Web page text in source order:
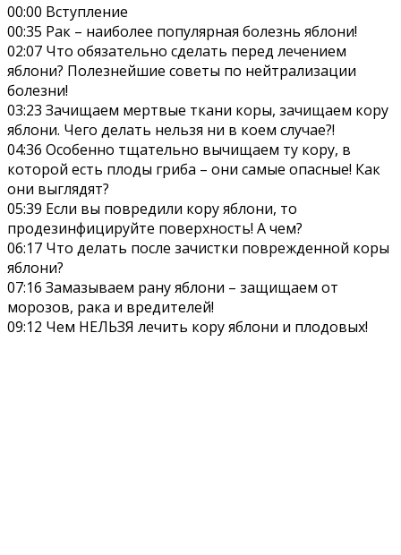
00:00 Вступление
00:35 Рак – наиболее популярная болезнь яблони!
02:07 Что обязательно сделать перед лечением
яблони? Полезнейшие советы по нейтрализации
болезни!
03:23 Зачищаем мертвые ткани коры, зачищаем кору
яблони. Чего делать нельзя ни в коем случае?!
04:36 Особенно тщательно вычищаем ту кору, в
которой есть плоды гриба – они самые опасные! Как
они выглядят?
05:39 Если вы повредили кору яблони, то
продезинфицируйте поверхность! А чем?
06:17 Что делать после зачистки поврежденной коры
яблони?
07:16 Замазываем рану яблони – защищаем от
морозов, рака и вредителей!
09:12 Чем НЕЛЬЗЯ лечить кору яблони и плодовых!